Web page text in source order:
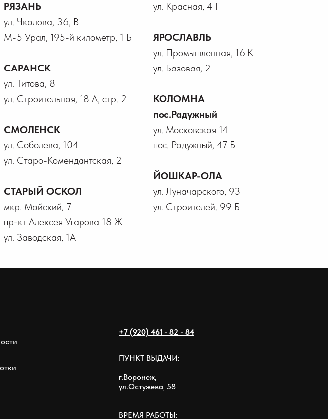
РЯЗАНЬ
ул. Чкалова, 36, В
М-5 Урал, 195-й километр, 1 Б
САРАНСК
ул. Титова, 8
ул. Строительная, 18 А, стр. 2
СМОЛЕНСК
ул. Соболева, 104
ул. Старо-Комендантская, 2
СТАРЫЙ ОСКОЛ
мкр. Майский, 7
пр-кт Алексея Угарова 18 Ж
ул. Заводская, 1А
ул. Красная, 4 Г
ЯРОСЛАВЛЬ
ул. Промышленная, 16 К
ул. Базовая, 2
КОЛОМНА
пос.Радужный
ул. Московская 14
пос. Радужный, 47 Б
ЙОШКАР-ОЛА
ул. Луначарского, 93
ул. Строителей, 99 Б
+7 (920) 461 - 82 - 84
ПУНКТ ВЫДАЧИ:
г.Воронеж,
ул.Остужева, 58
ВРЕМЯ РАБОТЫ: